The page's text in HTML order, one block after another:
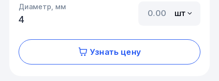
Диаметр, мм
4
шт
Узнать цену